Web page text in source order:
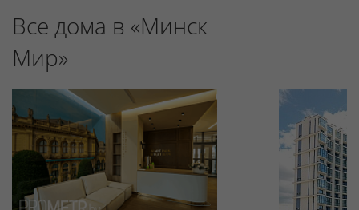
Все дома в «Минск
Мир»